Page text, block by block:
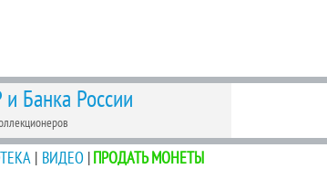
Банка России
| ВИДЕО |ПРОДАТЬ МОНЕТЫ